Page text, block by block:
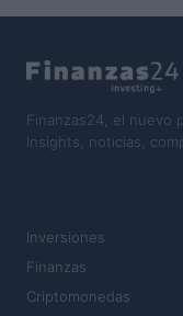
Finanzas24, el nuevo
Insights, noticias,
Inversiones
Finanzas
Criptomonedas